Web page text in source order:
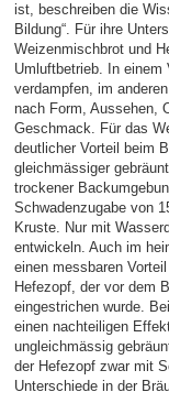
ist, beschreiben die
Bildung“. Für ihre
Weizenmischbrot und
Umluftbetrieb. In
verdampfen, im
nach Form, Aussehen,
Geschmack. Für das
deutlicher Vorteil beim
gleichmässiger
trockener
Schwadenzugabe von
Kruste. Nur mit
entwickeln. Auch im
einen messbaren
Hefezopf, der vor dem
eingestrichen wurde.
einen nachteiligen
ungleichmässig
der Hefezopf zwar mit
Unterschiede in der